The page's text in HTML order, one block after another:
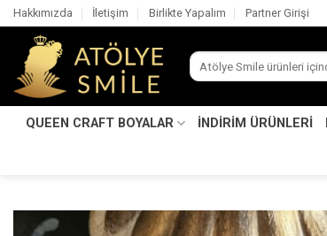
İçeriğe
atla
Hakkımızda İletişim Birlikte Yapalım Partner Girişi
Ara:
QUEEN CRAFT BOYALAR İNDİRİM ÜRÜNLERİ